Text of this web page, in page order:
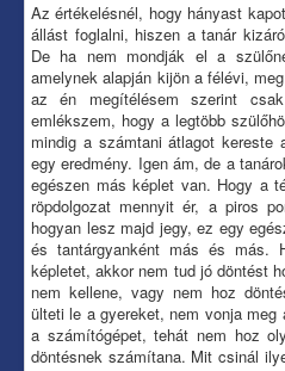
Az értékelésnél, hogy hányast
állást foglalni, hiszen a tanár
De ha nem mondják el a
amelynek alapján kijön a félévi,
az én megítélésem szerint
emlékszem, hogy a legtöbb
mindig a számtani átlagot
egy eredmény. Igen ám, de a
egészen más képlet van. Hogy a
röpdolgozat mennyit ér, a piros
hogyan lesz majd jegy, ez egy
és tantárgyanként más és
képletet, akkor nem tud jó döntést
nem kellene, vagy nem hoz
ülteti le a gyereket, nem vonja
a számítógépet, tehát nem hoz
döntésnek számítana. Mit csinál